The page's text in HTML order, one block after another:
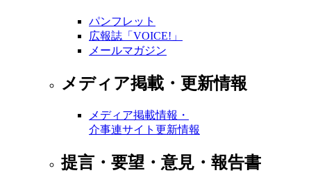
パンフレット
広報誌「VOICE!」
メールマガジン
メディア掲載・更新情報
メディア掲載情報・
介事連サイト更新情報
提言・要望・意見・報告書